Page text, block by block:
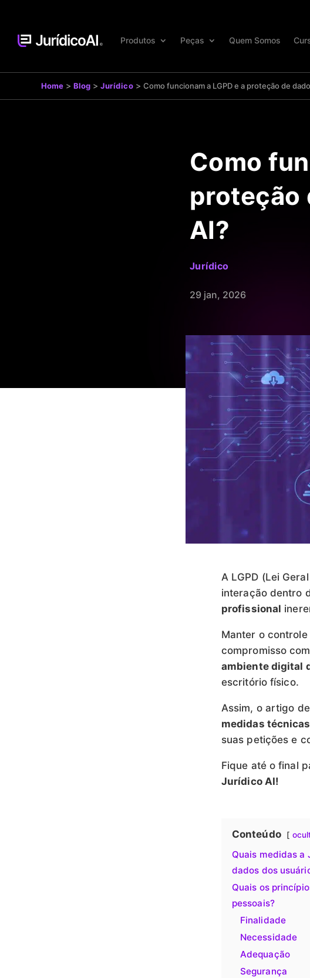
Produtos Peças Quem Somos
Home > Blog > Jurídico > Como funcionam a LGPD e a proteção de
Como
proteção
AI?
Jurídico
29 jan, 2026
A LGPD (Lei
interação dentro
profissional
Manter o
compromisso
ambiente digital
escritório físico.
Assim, o artigo
medidas técnicas
suas petições e
Fique até o final
Jurídico AI!
Conteúdo
Quais medidas a
dados dos
Quais os
pessoais?
Finalidade
Necessidade
Adequação
Segurança